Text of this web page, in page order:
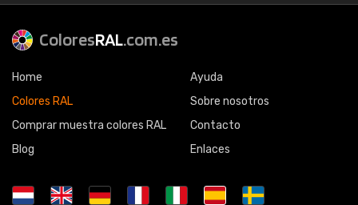
ColoresRAL.com.es
Home
Colores RAL
Comprar muestra colores RAL
Blog
Ayuda
Sobre nosotros
Contacto
Enlaces